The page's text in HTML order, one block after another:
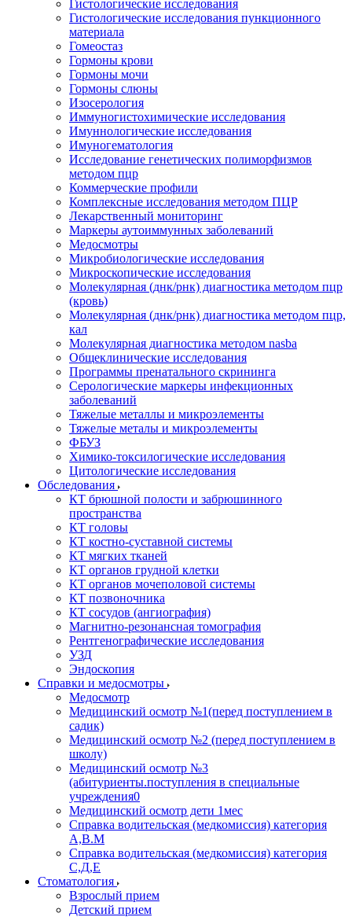
Гистологические исследования
Гистологические исследования пункционного
материала
Гомеостаз
Гормоны крови
Гормоны мочи
Гормоны слюны
Изосерология
Иммуногистохимические исследования
Имуннологические исследования
Имуногематология
Исследование генетических полиморфизмов
методом пцр
Коммерческие профили
Комплексные исследования методом ПЦР
Лекарственный мониторинг
Маркеры аутоиммунных заболеваний
Медосмотры
Микробиологические исследования
Микроскопические исследования
Молекулярная (днк/рнк) диагностика методом пцр
(кровь)
Молекулярная (днк/рнк) диагностика методом пцр,
кал
Молекулярная диагностика методом nasba
Общеклинические исследования
Программы пренатального скрининга
Серологические маркеры инфекционных
заболеваний
Тяжелые металлы и микроэлементы
Тяжелые металы и микроэлементы
ФБУЗ
Химико-токсилогические исследования
Цитологические исследования
Обследования
КТ брюшной полости и забрюшинного
пространства
КТ головы
КТ костно-суставной системы
КТ мягких тканей
КТ органов грудной клетки
КТ органов мочеполовой системы
КТ позвоночника
КТ сосудов (ангиография)
Магнитно-резонансная томография
Рентгенографические исследования
УЗД
Эндоскопия
Справки и медосмотры
Медосмотр
Медицинский осмотр №1(перед поступлением в
садик)
Медицинский осмотр №2 (перед поступлением в
школу)
Медицинский осмотр №3
(абитуриенты.поступления в специальные
учреждения0
Медицинский осмотр дети 1мес
Справка водительская (медкомиссия) категория
А,В.М
Справка водительская (медкомиссия) категория
С,Д,Е
Стоматология
Взрослый прием
Детский прием